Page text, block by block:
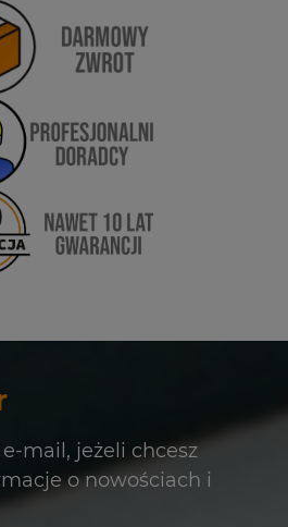
mail, jeżeli chcesz
o nowościach i